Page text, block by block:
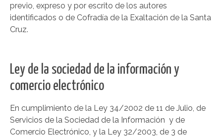
previo, expreso y por escrito de los autores
identificados o de Cofradía de la Exaltación de la Santa
Cruz.
Ley de la sociedad de la información y
comercio electrónico
En cumplimiento de la Ley 34/2002 de 11 de Julio, de
Servicios de la Sociedad de la Información y de
Comercio Electrónico, y la Ley 32/2003, de 3 de